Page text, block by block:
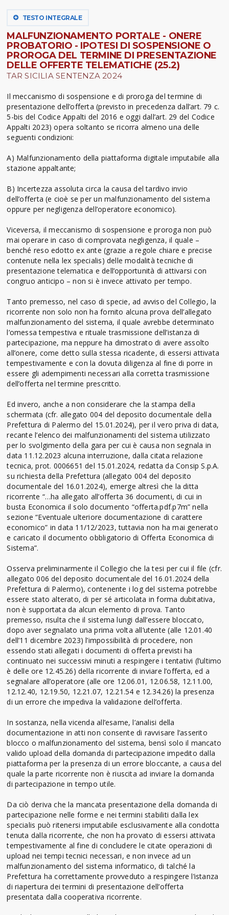
TESTO INTEGRALE
MALFUNZIONAMENTO PORTALE - ONERE
PROBATORIO - IPOTESI DI SOSPENSIONE O
PROROGA DEL TERMINE DI PRESENTAZIONE
DELLE OFFERTE TELEMATICHE (25.2)
TAR SICILIA SENTENZA 2024
Il meccanismo di sospensione e di proroga del termine di
presentazione dell’offerta (previsto in precedenza dall’art. 79 c.
5-bis del Codice Appalti del 2016 e oggi dall’art. 29 del Codice
Appalti 2023) opera soltanto se ricorra almeno una delle
seguenti condizioni:
A) Malfunzionamento della piattaforma digitale imputabile alla
stazione appaltante;
B) Incertezza assoluta circa la causa del tardivo invio
dell’offerta (e cioè se per un malfunzionamento del sistema
oppure per negligenza dell’operatore economico).
Viceversa, il meccanismo di sospensione e proroga non può
mai operare in caso di comprovata negligenza, il quale –
benché reso edotto ex ante (grazie a regole chiare e precise
contenute nella lex specialis) delle modalità tecniche di
presentazione telematica e dell’opportunità di attivarsi con
congruo anticipo – non si è invece attivato per tempo.
Tanto premesso, nel caso di specie, ad avviso del Collegio, la
ricorrente non solo non ha fornito alcuna prova dell’allegato
malfunzionamento del sistema, il quale avrebbe determinato
l’omessa tempestiva e rituale trasmissione dell’istanza di
partecipazione, ma neppure ha dimostrato di avere assolto
all’onere, come detto sulla stessa ricadente, di essersi attivata
tempestivamente e con la dovuta diligenza al fine di porre in
essere gli adempimenti necessari alla corretta trasmissione
dell’offerta nel termine prescritto.
Ed invero, anche a non considerare che la stampa della
schermata (cfr. allegato 004 del deposito documentale della
Prefettura di Palermo del 15.01.2024), per il vero priva di data,
recante l’elenco dei malfunzionamenti del sistema utilizzato
per lo svolgimento della gara per cui è causa non segnala in
data 11.12.2023 alcuna interruzione, dalla citata relazione
tecnica, prot. 0006651 del 15.01.2024, redatta da Consip S.p.A.
su richiesta della Prefettura (allegato 004 del deposito
documentale del 16.01.2024), emerge altresì che la ditta
ricorrente “…ha allegato all’offerta 36 documenti, di cui in
busta Economica il solo documento “offerta.pdf.p7m” nella
sezione “Eventuale ulteriore documentazione di carattere
economico” in data 11/12/2023, tuttavia non ha mai generato
e caricato il documento obbligatorio di Offerta Economica di
Sistema”.
Osserva preliminarmente il Collegio che la tesi per cui il file (cfr.
allegato 006 del deposito documentale del 16.01.2024 della
Prefettura di Palermo), contenente i log del sistema potrebbe
essere stato alterato, di per sé articolata in forma dubitativa,
non è supportata da alcun elemento di prova. Tanto
premesso, risulta che il sistema lungi dall’essere bloccato,
dopo aver segnalato una prima volta all’utente (alle 12.01.40
dell’11 dicembre 2023) l’impossibilità di procedere, non
essendo stati allegati i documenti di offerta previsti ha
continuato nei successivi minuti a respingere i tentativi (l’ultimo
è delle ore 12.45.26) della ricorrente di inviare l’offerta, ed a
segnalare all’operatore (alle ore 12.06.01, 12.06.58, 12.11.00,
12.12.40, 12.19.50, 12.21.07, 12.21.54 e 12.34.26) la presenza
di un errore che impediva la validazione dell’offerta.
In sostanza, nella vicenda all’esame, l’analisi della
documentazione in atti non consente di ravvisare l’asserito
blocco o malfunzionamento del sistema, bensì solo il mancato
valido upload della domanda di partecipazione impedito dalla
piattaforma per la presenza di un errore bloccante, a causa del
quale la parte ricorrente non è riuscita ad inviare la domanda
di partecipazione in tempo utile.
Da ciò deriva che la mancata presentazione della domanda di
partecipazione nelle forme e nei termini stabiliti dalla lex
specialis può ritenersi imputabile esclusivamente alla condotta
tenuta dalla ricorrente, che non ha provato di essersi attivata
tempestivamente al fine di concludere le citate operazioni di
upload nei tempi tecnici necessari, e non invece ad un
malfunzionamento del sistema informatico, di talché la
Prefettura ha correttamente provveduto a respingere l’istanza
di riapertura dei termini di presentazione dell’offerta
presentata dalla cooperativa ricorrente.